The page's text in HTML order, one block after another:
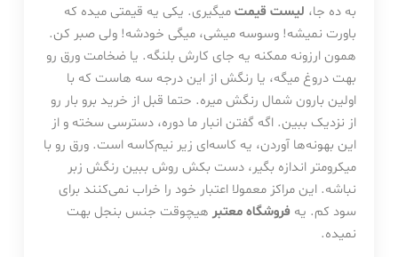
به ده جا، لیست قیمتمیگیری. یکی یه قیمتی میده که
باورت نمیشه! وسوسه میشی، میگی خودشه! ولی صبر کن.
همون ارزونه ممکنه یه جای کارش بلنگه. یا ضخامت ورق رو
بهت دروغ میگه، یا رنگش از این درجه سه هاست که با
اولین بارون شمال رنگش میره. حتما قبل از خرید برو بار رو
از نزدیک ببین. اگه گفتن انبار ما دوره، دسترسی سخته و از
این بهونه‌ها آوردن، یه کاسه‌ای زیر نیم‌کاسه است. ورق رو با
میکرومتر اندازه بگیر، دست بکش روش ببین رنگش زبر
نباشه. این مراکز معمولا اعتبار خود را خراب نمی‌کنند برای
سود کم. یه فروشگاه معتبرهیچوقت جنس بنجل بهت
نمیده.